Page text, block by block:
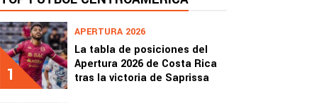
1
APERTURA 2026
La tabla de posiciones del
Apertura 2026 de Costa Rica
tras la victoria de Saprissa